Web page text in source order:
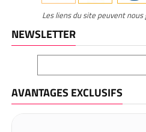
Les liens du site peuvent
NEWSLETTER
AVANTAGES EXCLUSIFS